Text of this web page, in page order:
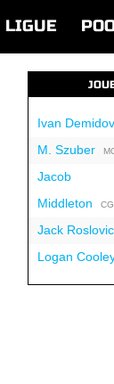
LIGUE
Ivan Demidov
M. Szuber
Jacob
Middleton
Jack Roslovic
Logan